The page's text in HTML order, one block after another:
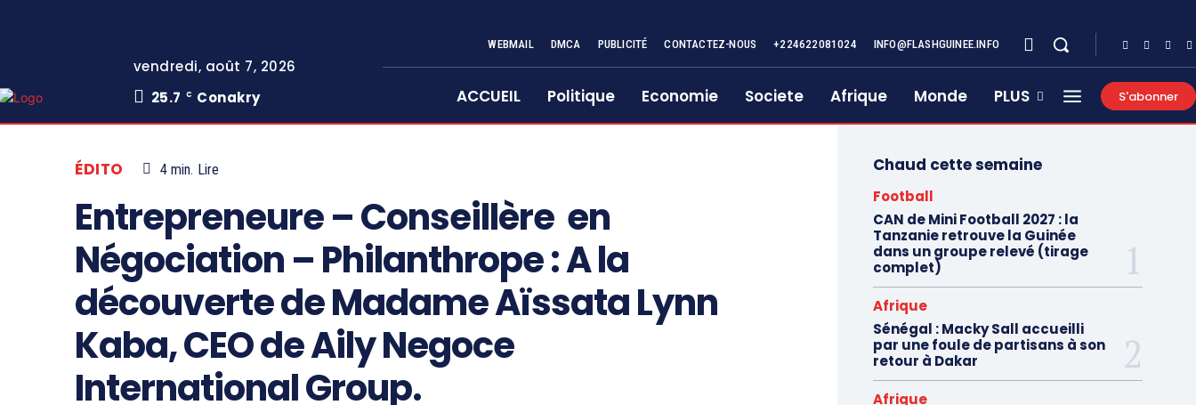
vendredi, août 7, 2026
25.7
C Conakry
WEBMAIL DMCA PUBLICITÉ CONTACTEZ-NOUS +224622081024 INFO@FLASHGUINEE.INFO
ACCUEIL Politique Economie Societe Afrique Monde PLUS S'abonner
ÉDITO 4min. Lire
Entrepreneure – Conseillère en
Négociation – Philanthrope : A la
découverte de Madame Aïssata Lynn
Kaba, CEO de Aily Negoce
International Group.
Chaud cette semaine
Football
CAN de Mini Football 2027 : la
Tanzanie retrouve la Guinée
dans un groupe relevé (tirage
complet)
Afrique
Sénégal : Macky Sall accueilli
par une foule de partisans à son
retour à Dakar
Afrique